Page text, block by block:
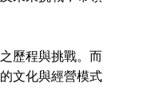
歷程與挑戰。而
文化與經營模式